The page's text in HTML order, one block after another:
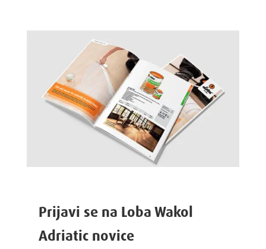
lahko
izberete
na
strani
izdelka
Prijavi se na Loba Wakol
Adriatic novice